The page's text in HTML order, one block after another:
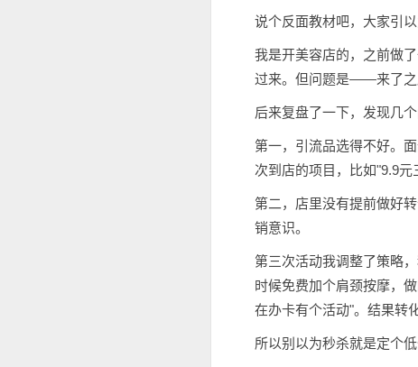
说个反面教材吧，大家引以
我是开美容店的，之前做
过来。但问题是——来了之
后来复盘了一下，发现几个
第一，引流品选得不好。
次到店的项目，比如"9.9元
第二，店里没有提前做好
销意识。
第三次活动我调整了策略
时候免费加个肩颈按摩，
在办卡有个活动"。结果转
所以别以为秒杀就是定个